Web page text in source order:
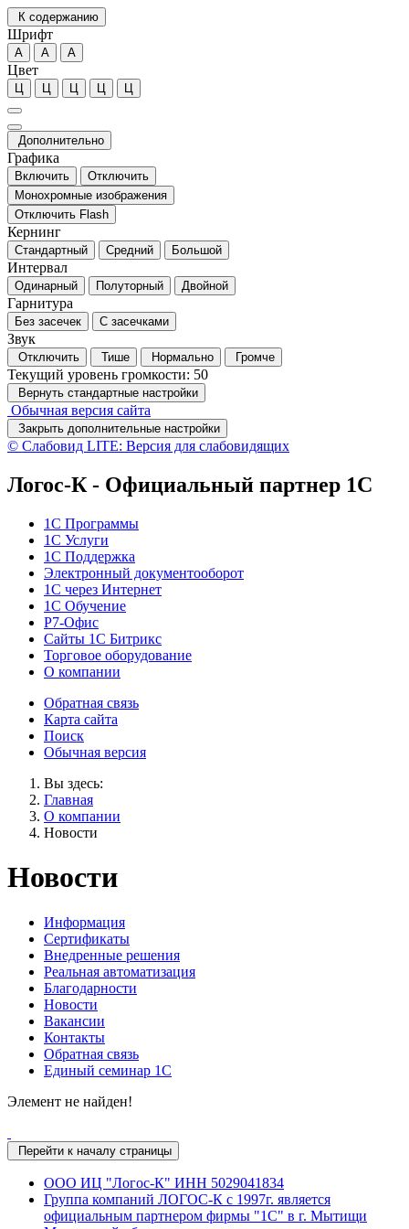
К содержанию
Шрифт
А А А
Цвет
Ц Ц Ц Ц Ц
Дополнительно
Графика
Включить
Отключить
Монохромные изображения
Отключить Flash
Кернинг
Стандартный Средний Большой
Интервал
Одинарный Полуторный Двойной
Гарнитура
Без засечек С засечками
Звук
Отключить Тише Нормально Громче
Текущий уровень громкости: 50
Вернуть стандартные настройки
Обычная версия сайта
Закрыть дополнительные настройки
© Слабовид LITE: Версия для слабовидящих
Логос-К - Официальный партнер 1С
1С Программы
1С Услуги
1C Поддержка
Электронный документооборот
1С через Интернет
1С Обучение
Р7-Офис
Сайты 1С Битрикс
Торговое оборудование
О компании
Обратная связь
Карта сайта
Поиск
Обычная версия
Вы здесь:
Главная
О компании
Новости
Новости
Информация
Сертификаты
Внедренные решения
Реальная автоматизация
Благодарности
Новости
Вакансии
Контакты
Обратная связь
Единый семинар 1С
Элемент не найден!
Перейти к началу страницы
ООО ИЦ "Логос-К" ИНН 5029041834
Группа компаний ЛОГОС-К c 1997г. является
официальным партнером фирмы "1С" в г. Мытищи